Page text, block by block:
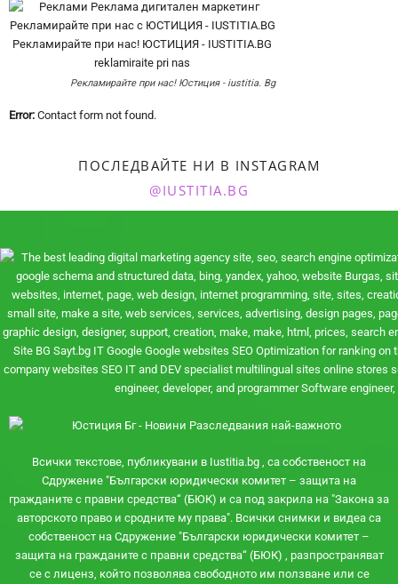
Рекламирайте при нас! Юстиция - iustitia. Bg
Error: Contact form not found.
ПОСЛЕДВАЙТЕ НИ В INSTAGRAM
@IUSTITIA.BG
Всички текстове, публикувани в Iustitia.bg , са собственост на
Сдружение "Български юридически комитет – защита на
гражданите с правни средства“ (БЮК) и са под закрила на "Закона за
авторското право и сродните му права". Всички снимки и видеа са
собственост на Сдружение "Български юридически комитет –
защита на гражданите с правни средства“ (БЮК) , разпространяват
се с лиценз, който позволява свободното им ползване или се